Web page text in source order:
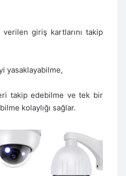
giriş kartlarını takip
yasaklayabilme,
takip edebilme ve tek bir
kolaylığı sağlar.